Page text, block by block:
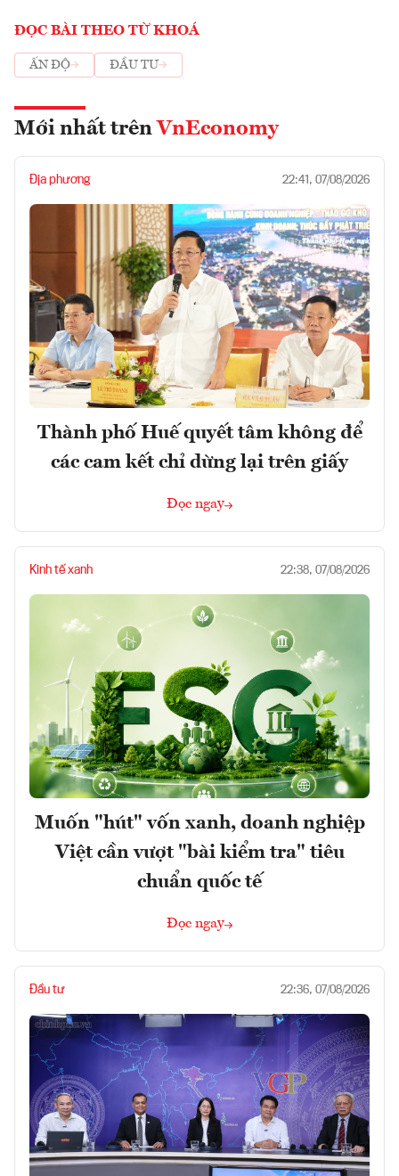
ĐỌC BÀI THEO TỪ KHOÁ
ẤN ĐỘ ĐẦU TƯ
Mới nhất trên VnEconomy
Địa phương 22:41, 07/08/2026
Thành phố Huế quyết tâm không để
các cam kết chỉ dừng lại trên giấy
Đọc ngay
Kinh tế xanh 22:38, 07/08/2026
Muốn "hút" vốn xanh, doanh nghiệp
Việt cần vượt "bài kiểm tra" tiêu
chuẩn quốc tế
Đọc ngay
Đầu tư 22:36, 07/08/2026